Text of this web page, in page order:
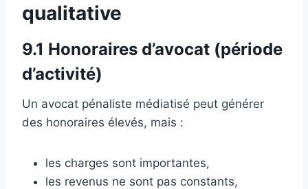
qualitative
9.1 Honoraires d’avocat (période
d’activité)
Un avocat pénaliste médiatisé peut générer
des honoraires élevés, mais :
les charges sont importantes,
les revenus ne sont pas constants,